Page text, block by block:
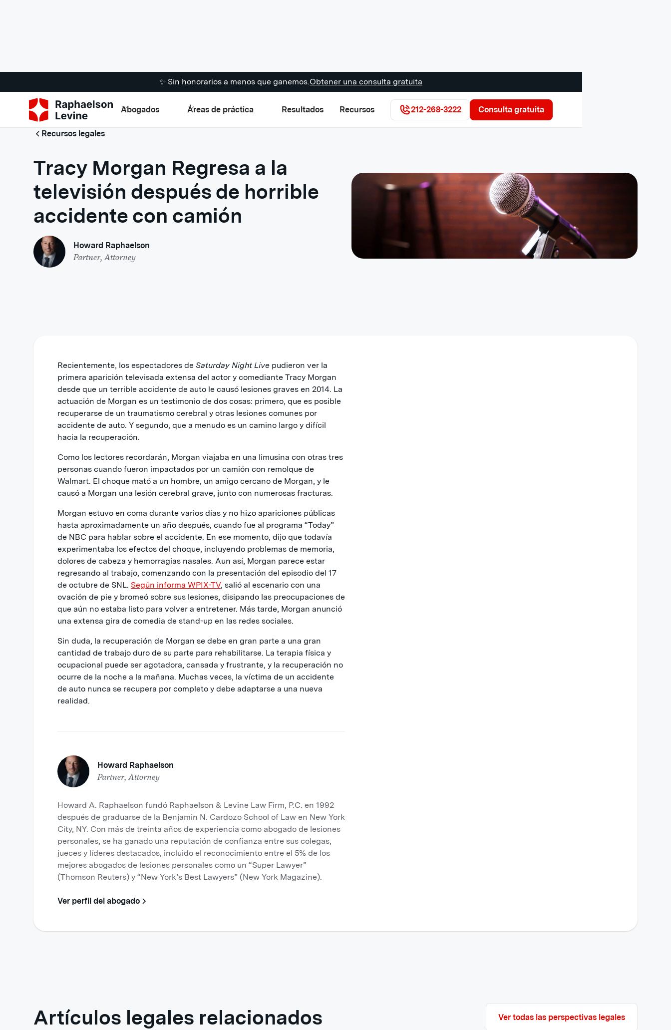
✨ Sin honorarios a menos que ganemos.Obtener una consulta gratuita
Abogados Áreas de práctica Resultados Recursos 212-268-3222 Consulta gratuita
Recursos legales
Tracy Morgan Regresa a la
televisión después de horrible
accidente con camión
Howard Raphaelson
Partner, Attorney
Recientemente, los espectadores deSaturday Night Live pudieron ver la
primera aparición televisada extensa del actor y comediante Tracy Morgan
desde que un terrible accidente de auto le causó lesiones graves en 2014. La
actuación de Morgan es un testimonio de dos cosas: primero, que es posible
recuperarse de un traumatismo cerebral y otras lesiones comunes por
accidente de auto. Y segundo, que a menudo es un camino largo y difícil
hacia la recuperación.
Como los lectores recordarán, Morgan viajaba en una limusina con otras tres
personas cuando fueron impactados por un camión con remolque de
Walmart. El choque mató a un hombre, un amigo cercano de Morgan, y le
causó a Morgan una lesión cerebral grave, junto con numerosas fracturas.
Morgan estuvo en coma durante varios días y no hizo apariciones públicas
hasta aproximadamente un año después, cuando fue al programa “Today”
de NBC para hablar sobre el accidente. En ese momento, dijo que todavía
experimentaba los efectos del choque, incluyendo problemas de memoria,
dolores de cabeza y hemorragias nasales. Aun así, Morgan parece estar
regresando al trabajo, comenzando con la presentación del episodio del 17
de octubre de SNL. Según informa WPIX-TV, salió al escenario con una
ovación de pie y bromeó sobre sus lesiones, disipando las preocupaciones de
que aún no estaba listo para volver a entretener. Más tarde, Morgan anunció
una extensa gira de comedia de stand-up en las redes sociales.
Sin duda, la recuperación de Morgan se debe en gran parte a una gran
cantidad de trabajo duro de su parte para rehabilitarse. La terapia física y
ocupacional puede ser agotadora, cansada y frustrante, y la recuperación no
ocurre de la noche a la mañana. Muchas veces, la víctima de un accidente
de auto nunca se recupera por completo y debe adaptarse a una nueva
realidad.
Howard Raphaelson
Partner, Attorney
Howard A. Raphaelson fundó Raphaelson & Levine Law Firm, P.C. en 1992
después de graduarse de la Benjamin N. Cardozo School of Law en New York
City, NY. Con más de treinta años de experiencia como abogado de lesiones
personales, se ha ganado una reputación de confianza entre sus colegas,
jueces y líderes destacados, incluido el reconocimiento entre el 5% de los
mejores abogados de lesiones personales como un “Super Lawyer”
(Thomson Reuters) y “New York’s Best Lawyers” (New York Magazine).
Ver perfil del abogado
Artículos legales relacionados Ver todas las perspectivas legales